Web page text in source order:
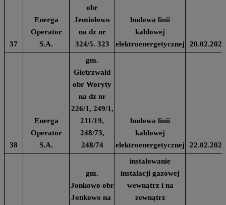
37
Energa
Operator
S.A.
obr
Jemiołowo
na dz nr
324/5. 323
budowa linii
kablowej
elektroenergetycznej
20.02.2024
38
Energa
Operator
S.A.
gm.
Gietrzwałd
obr Woryty
na dz nr
226/1, 249/1,
211/19,
248/73,
248/74
budowa linii
kablowej
elektroenergetycznej
22.02.2024
gm.
Jonkowo obr
Jonkowo na
instalowanie
instalacji gazowej
wewnątrz i na
zewnątrz